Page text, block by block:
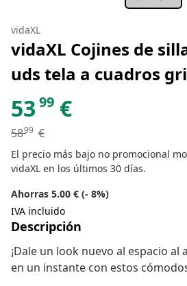
vidaXL
vidaXL Cojines de
uds tela a cuadros
53 99 €
5899 €
El precio más bajo no promocional
vidaXL en los últimos 30 días.
Ahorras 5.00 € (- 8%)
IVA incluido
Descripción
¡Dale un look nuevo al espacio al
en un instante con estos